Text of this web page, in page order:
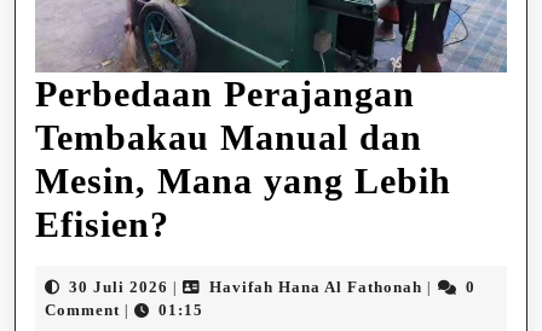
Perbedaan Perajangan
Tembakau Manual dan
Mesin, Mana yang Lebih
Efisien?
Tembakau
30 Juli 2026 30
Juli
| Havifah Hana Al Fathonah Havifah
|
0
Comment | 01:15